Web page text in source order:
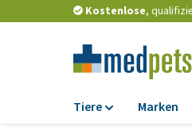
Kostenlose,
Tiere Marken